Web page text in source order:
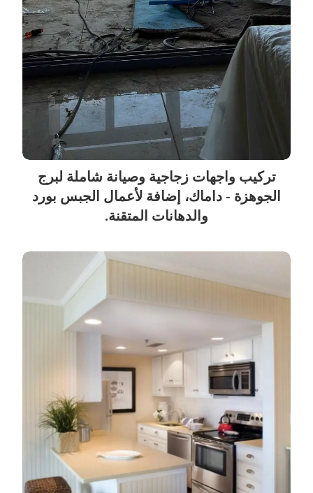
تركيب واجهات زجاجية وصيانة شاملة لبرج
الجوهزة - داماك، إضافة لأعمال الجبس بورد
والدهانات المتقنة.